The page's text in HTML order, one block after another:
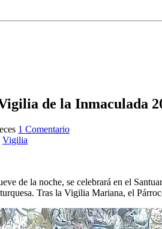
de la Inmaculada
1 Comentario
Vigilia
de la noche, se celebrará en el
Tras la Vigilia Mariana, el